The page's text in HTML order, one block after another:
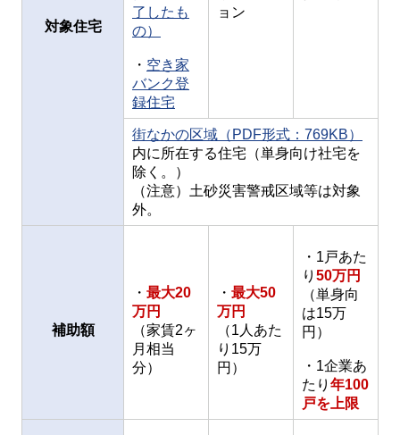
対象住宅
了したも
の）
・ 空き家
バンク登
録住宅
ョン
街なかの区域（PDF形式：769KB）
内に所在する住宅（単身向け社宅を
除く。）
（注意）土砂災害警戒区域等は対象
外。
補助額
・ 最大20
万円
（家賃2ヶ
月相当
分）
・ 最大50
万円
（1人あた
り15万
円）
・1戸あた
り 50万円
（単身向
は15万
円）
・1企業あ
たり 年100
戸を上限